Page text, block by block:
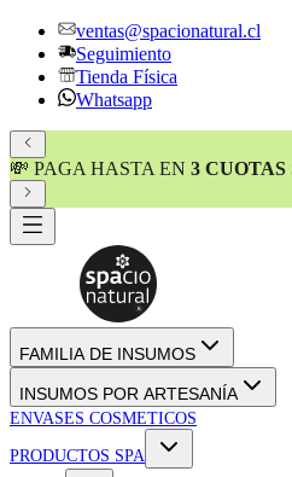
ventas@spacionatural.cl
Seguimiento
Tienda Física
Whatsapp
💸 PAGA HASTA EN 3
FAMILIA DE INSUMOS
INSUMOS POR ARTESANÍA
ENVASES COSMETICOS
PRODUCTOS SPA